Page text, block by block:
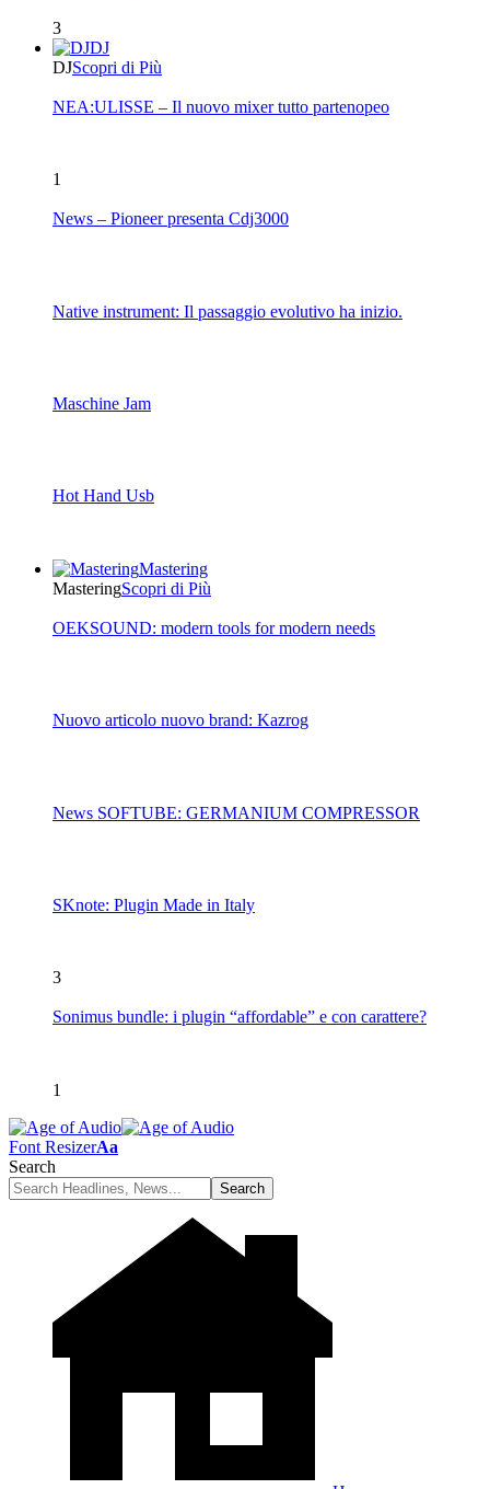
3
DJ
DJScopri di Più
NEA:ULISSE – Il nuovo mixer tutto partenopeo
1
News – Pioneer presenta Cdj3000
Native instrument: Il passaggio evolutivo ha inizio.
Maschine Jam
Hot Hand Usb
Mastering
MasteringScopri di Più
OEKSOUND: modern tools for modern needs
Nuovo articolo nuovo brand: Kazrog
News SOFTUBE: GERMANIUM COMPRESSOR
SKnote: Plugin Made in Italy
3
Sonimus bundle: i plugin “affordable” e con carattere?
1
Font ResizerAa
Search